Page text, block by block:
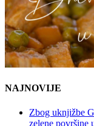
NAJNOVIJE
Zbog uknjižbe
zelene površine